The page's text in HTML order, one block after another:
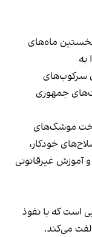
ماه‌های
به
سرکوب‌های
جمهوری
به اتهام ساخت موشک‌های
خودکار،
غیرقانونی
است که با نفوذ
می‌کند.